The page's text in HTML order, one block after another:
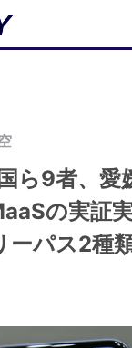
ら9者、愛
の実証
ーパス2種